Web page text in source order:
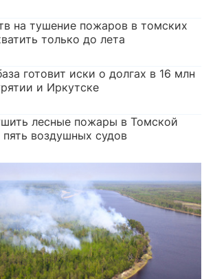
на тушение пожаров в томских
только до лета
готовит иски о долгах в 16 млн
и Иркутске
лесные пожары в Томской
пять воздушных судов